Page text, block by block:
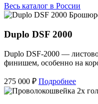
Весь каталог в России
Duplo DSF 2000
Duplo DSF-2000 —
финишем, особенно на
275 000 ₽ Подробнее